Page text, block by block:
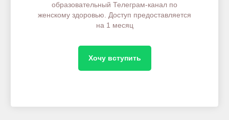
образовательный Телеграм-канал по
женскому здоровью. Доступ предоставляется
на 1 месяц
Хочу вступить